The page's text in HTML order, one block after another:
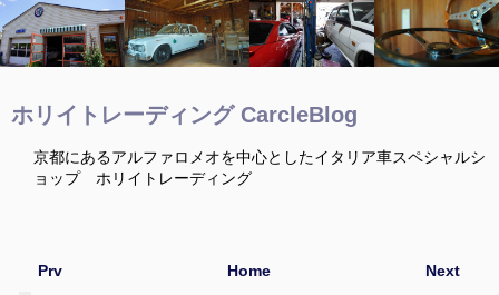
ホリイトレーディング CarcleBlog
京都にあるアルファロメオを中心としたイタリア車スペシャルシ
ョップ ホリイトレーディング
Next
Prv Home